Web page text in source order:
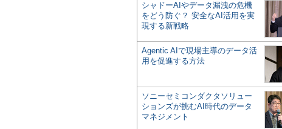
シャドーAIやデータ漏洩の危機
をどう防ぐ？ 安全なAI活用を実
現する新戦略
Agentic AIで現場主導のデータ活
用を促進する方法
ソニーセミコンダクタソリュー
ションズが挑むAI時代のデータ
マネジメント